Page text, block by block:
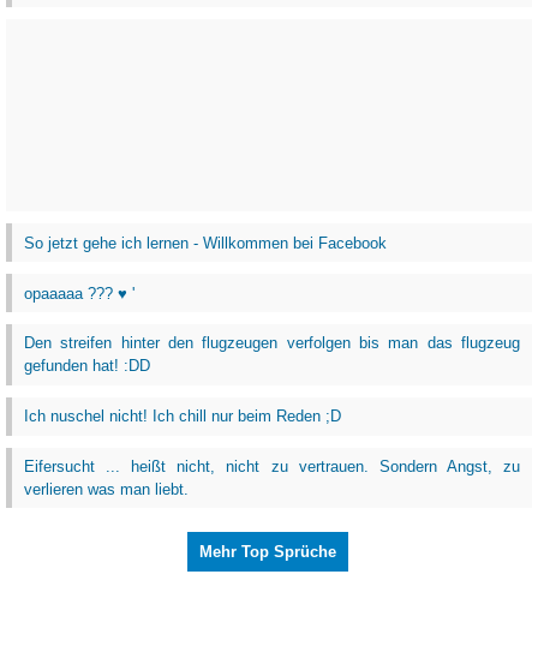
So jetzt gehe ich lernen - Willkommen bei Facebook
opaaaaa ??? ♥ '
Den streifen hinter den flugzeugen verfolgen bis man das flugzeug
gefunden hat! :DD
Ich nuschel nicht! Ich chill nur beim Reden ;D
Eifersucht ... heißt nicht, nicht zu vertrauen. Sondern Angst, zu
verlieren was man liebt.
Mehr Top Sprüche